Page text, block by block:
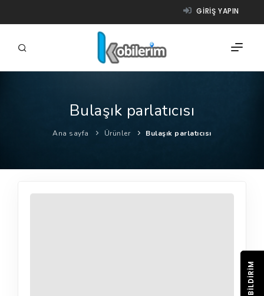
GIRIŞ YAPIN
FIRMALAR
ÜRÜNLER
NASIL ÇALIŞIR?
YARDIM
Bulaşık parlatıcısı
Ana sayfa Ürünler Bulaşık parlatıcısı
BILDIRIM